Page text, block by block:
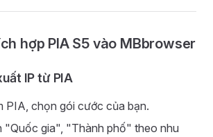
hợp PIA S5 vào MBbrowser
IP từ PIA
PIA, chọn gói cước của bạn.
"Quốc gia", "Thành phố" theo nhu